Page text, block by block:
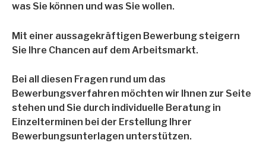
was Sie können und was Sie wollen.
Mit einer aussagekräftigen Bewerbung steigern
Sie Ihre Chancen auf dem Arbeitsmarkt.
Bei all diesen Fragen rund um das
Bewerbungsverfahren möchten wir Ihnen zur Seite
stehen und Sie durch individuelle Beratung in
Einzelterminen bei der Erstellung Ihrer
Bewerbungsunterlagen unterstützen.